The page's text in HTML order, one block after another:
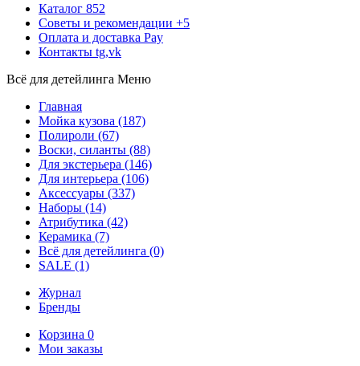
Каталог 852
Советы и рекомендации +5
Оплата и доставка Pay
Контакты tg,vk
Всё для детейлинга Меню
Главная
Мойка кузова (187)
Полироли (67)
Воски, силанты (88)
Для экстерьера (146)
Для интерьера (106)
Аксессуары (337)
Наборы (14)
Атрибутика (42)
Керамика (7)
Всё для детейлинга (0)
SALE (1)
Журнал
Бренды
Корзина 0
Мои заказы